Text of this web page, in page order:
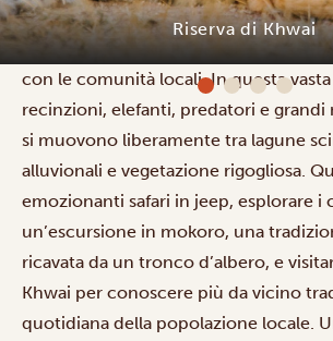
Riserva di Khwai
paesaggi safari più affascinanti del
settentrionale, oltre a interessanti
con le comunità locali. In questa vasta
recinzioni, elefanti, predatori e grandi
si muovono liberamente tra lagune
alluvionali e vegetazione rigogliosa.
emozionanti safari in jeep, esplorare i
un’escursione in mokoro, una
ricavata da un tronco d’albero, e
Khwai per conoscere più da vicino
quotidiana della popolazione locale.